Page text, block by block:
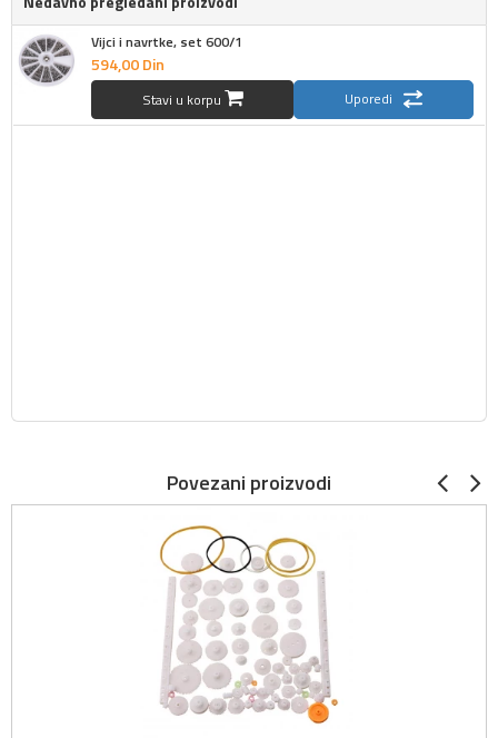
Vijci i navrtke, set 600/1
594,00Din
Stavi u korpu Uporedi
Povezani proizvodi